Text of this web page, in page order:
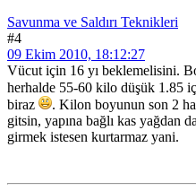
Savunma ve Saldırı Teknikleri
#4
09 Ekim 2010, 18:12:27
Vücut için 16 yı beklemelisini.
herhalde 55-60 kilo düşük 1.85
biraz
. Kilon boyunun son 2
gitsin, yapına bağlı kas yağdan
girmek istesen kurtarmaz yani.